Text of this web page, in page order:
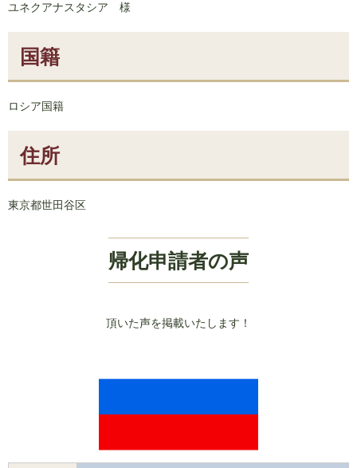
ユネクアナスタシア 様
国籍
ロシア国籍
住所
東京都世田谷区
帰化申請者の声
頂いた声を掲載いたします！